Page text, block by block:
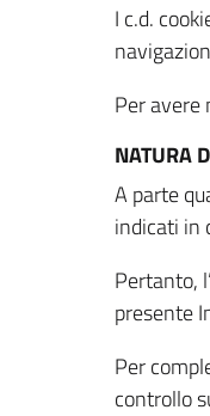
I c.d.
Per avere
NATURA
A parte
indicati in
Pertanto,
presente
Per
controllo